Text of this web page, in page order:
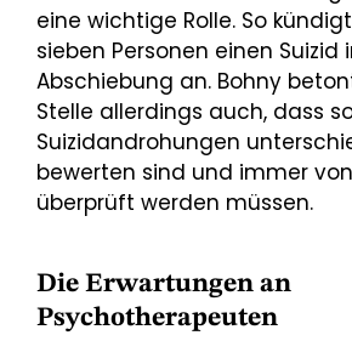
eine wichtige Rolle. So
sieben Personen einen Suizid
Abschiebung an. Bohny
Stelle allerdings auch, dass
Suizidandrohungen
bewerten sind und immer von
überprüft werden müssen.
Die Erwartungen an
Psychotherapeuten